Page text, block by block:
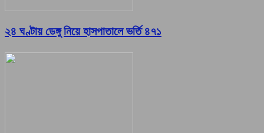
২৪ ঘণ্টায় ডেঙ্গু নিয়ে হাসপাতালে ভর্তি ৪৭১